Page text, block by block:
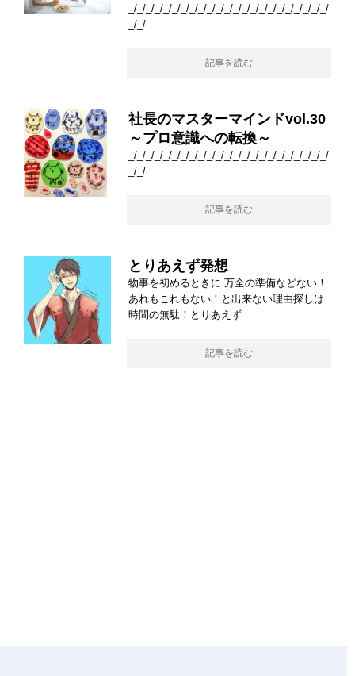
_/_/_/_/_/_/_/_/_/_/_/_/_/_/_/_/_/_/_/_/_/_/_/
_/_/
記事を読む
社長のマスターマインドvol.30
～プロ意識への転換～
_/_/_/_/_/_/_/_/_/_/_/_/_/_/_/_/_/_/_/_/_/_/_/
_/_/
記事を読む
とりあえず発想
物事を初めるときに 万全の準備などない！
あれもこれもない！と出来ない理由探しは
時間の無駄！とりあえず
記事を読む